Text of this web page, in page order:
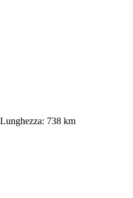
Lunghezza: 738 km